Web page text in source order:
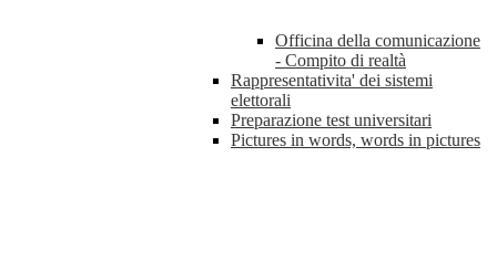
Officina della comunicazione
- Compito di realtà
Rappresentativita' dei sistemi
elettorali
Preparazione test universitari
Pictures in words, words in pictures